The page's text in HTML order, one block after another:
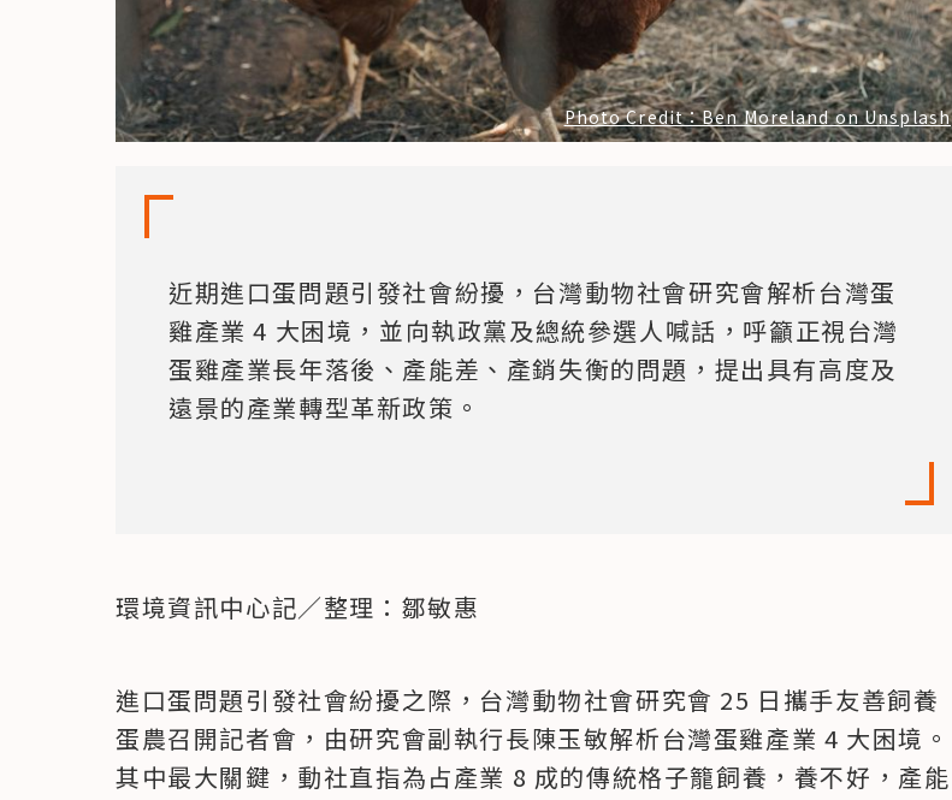
Photo Credit：Ben Moreland on Unsplash
近期進口蛋問題引發社會紛擾，台灣動物社會研究會解析台灣蛋
雞產業 4 大困境，並向執政黨及總統參選人喊話，呼籲正視台灣
蛋雞產業長年落後、產能差、產銷失衡的問題，提出具有高度及
遠景的產業轉型革新政策。
環境資訊中心記／整理：鄒敏惠
進口蛋問題引發社會紛擾之際，台灣動物社會研究會 25 日攜手友善飼養
蛋農召開記者會，由研究會副執行長陳玉敏解析台灣蛋雞產業 4 大困境。
其中最大關鍵，動社直指為占產業 8 成的傳統格子籠飼養，養不好，產能